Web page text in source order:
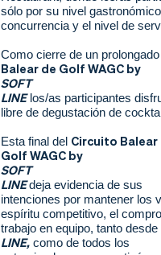
sólo por su nivel
concurrencia y el nivel de
Como cierre de un
Balear de Golf WAGC by
SOFT
LINElos/as participantes
libre de degustación de
Esta final del Circuito Balear
Golf WAGC by
SOFT
LINEdeja evidencia de sus
intenciones por mantener los
espíritu competitivo, el
trabajo en equipo, tanto
LINE, como de todos los